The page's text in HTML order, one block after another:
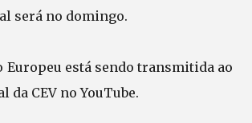
será no domingo.
Europeu está sendo transmitida ao
da CEV no YouTube.